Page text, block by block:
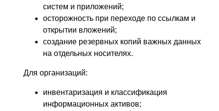
систем и приложений;
осторожность при переходе по ссылкам и
открытии вложений;
создание резервных копий важных данных
на отдельных носителях.
Для организаций:
инвентаризация и классификация
информационных активов;